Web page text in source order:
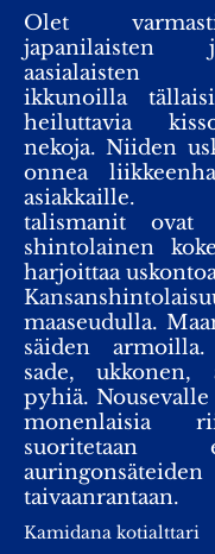
Olet
japanilaisten
aasialaisten
ikkunoilla
heiluttavia
nekoja. Niiden
onnea
asiakkaille.
talismanit ovat
shintolainen
harjoittaa
maaseudulla.
säiden
sade, ukkonen,
pyhiä.
monenlaisia
suoritetaan
taivaanrantaan.
Kamidana kotialttari